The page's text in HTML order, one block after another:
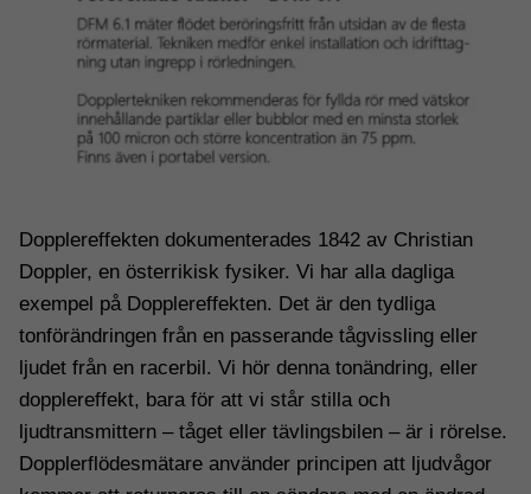
Dopplereffekten dokumenterades 1842 av Christian
Doppler, en österrikisk fysiker. Vi har alla dagliga
exempel på Dopplereffekten. Det är den tydliga
tonförändringen från en passerande tågvissling eller
ljudet från en racerbil. Vi hör denna tonändring, eller
dopplereffekt, bara för att vi står stilla och
ljudtransmittern – tåget eller tävlingsbilen – är i rörelse.
Dopplerflödesmätare använder principen att ljudvågor
inte att välja
bort. De
behövs för
att hemsidan
över huvud
taget ska
fungera.
Statistik
För att vi